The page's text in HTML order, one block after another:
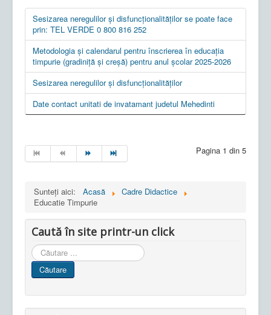
Sesizarea neregulilor și disfuncționalităților se poate face
prin: TEL VERDE 0 800 816 252
Metodologia și calendarul pentru înscrierea în educația
timpurie (gradiniță și creșă) pentru anul școlar 2025-2026
Sesizarea neregulilor și disfuncționalităților
Date contact unitati de invatamant judetul Mehedinti
Pagina 1 din 5
Sunteți aici: Acasă
Cadre Didactice
Educatie Timpurie
Caută în site printr-un click
Cauta
in
site
Căutare